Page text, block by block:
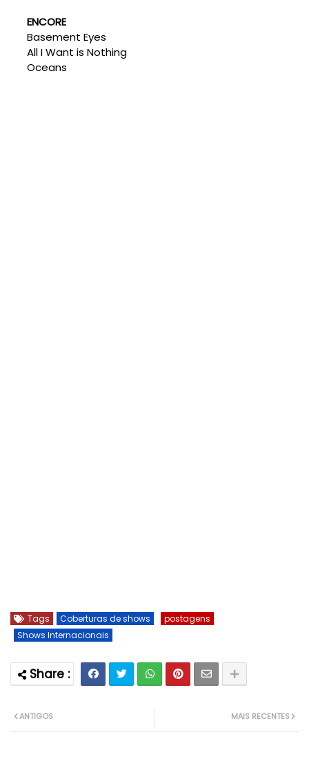
ENCORE
Basement Eyes
All I Want is Nothing
Oceans
Tags Coberturas de shows
postagens
Shows Internacionais
MAIS RECENTES
ANTIGOS